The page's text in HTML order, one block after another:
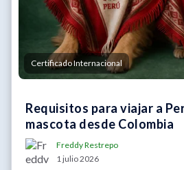
Certificado Internacional
Requisitos para viajar a
mascota desde Colombia
Freddy Restrepo
1 julio 2026